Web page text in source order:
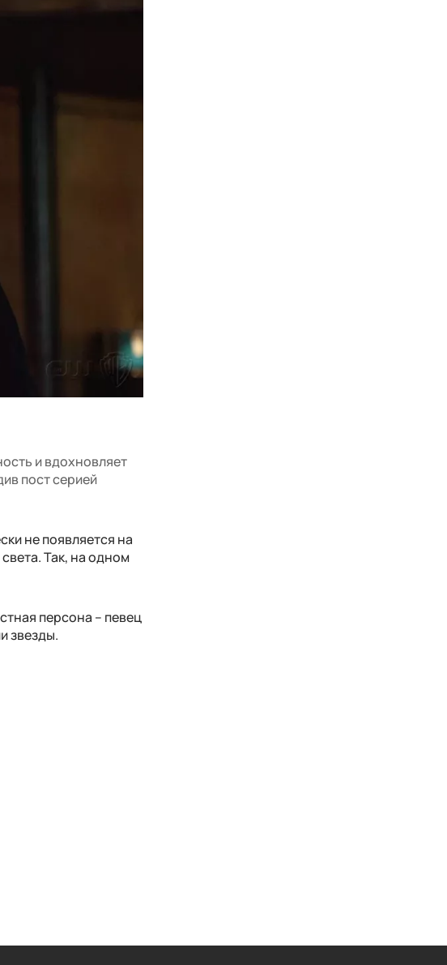
и вдохновляет
пост серией
не появляется на
Так, на одном
персона – певец
звезды.